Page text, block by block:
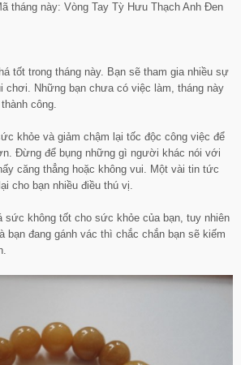
tháng này: Vòng Tay Tỳ Hưu Thạch Anh Đen
tốt trong tháng này. Bạn sẽ tham gia nhiều sự
chơi. Những bạn chưa có việc làm, tháng này
công.
khỏe và giảm chậm lại tốc độc công việc để
Đừng để bụng những gì người khác nói với
căng thẳng hoặc không vui. Một vài tin tức
cho bạn nhiều điều thú vị.
sức không tốt cho sức khỏe của bạn, tuy nhiên
bạn đang gánh vác thì chắc chắn bạn sẽ kiếm